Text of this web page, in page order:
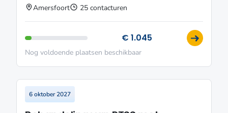
Amersfoort 25 contacturen
€ 1.045
Nog voldoende plaatsen beschikbaar
6 oktober 2027